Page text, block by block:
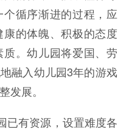
个循序渐进的过程，应
的体魄、积极的态度
。幼儿园将爱国、劳
融入幼儿园3年的游戏
发展。
已有资源，设置难度各